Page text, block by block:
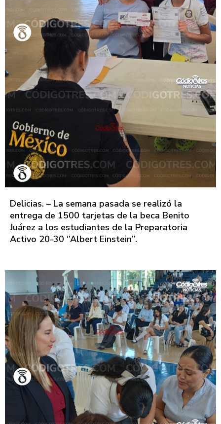
Delicias. – La semana pasada se realizó la
entrega de 1500 tarjetas de la beca Benito
Juárez a los estudiantes de la Preparatoria
Activo 20-30 ‘’Albert Einstein’’.